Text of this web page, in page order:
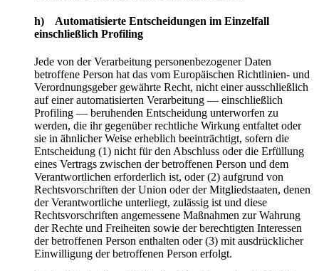
h) Automatisierte Entscheidungen im Einzelfall
einschließlich Profiling
Jede von der Verarbeitung personenbezogener Daten
betroffene Person hat das vom Europäischen Richtlinien- und
Verordnungsgeber gewährte Recht, nicht einer ausschließlich
auf einer automatisierten Verarbeitung — einschließlich
Profiling — beruhenden Entscheidung unterworfen zu
werden, die ihr gegenüber rechtliche Wirkung entfaltet oder
sie in ähnlicher Weise erheblich beeinträchtigt, sofern die
Entscheidung (1) nicht für den Abschluss oder die Erfüllung
eines Vertrags zwischen der betroffenen Person und dem
Verantwortlichen erforderlich ist, oder (2) aufgrund von
Rechtsvorschriften der Union oder der Mitgliedstaaten, denen
der Verantwortliche unterliegt, zulässig ist und diese
Rechtsvorschriften angemessene Maßnahmen zur Wahrung
der Rechte und Freiheiten sowie der berechtigten Interessen
der betroffenen Person enthalten oder (3) mit ausdrücklicher
Einwilligung der betroffenen Person erfolgt.